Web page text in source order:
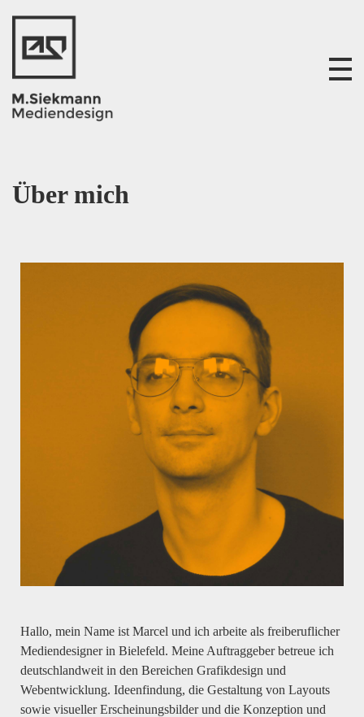
M. Siekmann Mediendesign
Über mich
Hallo, mein Name ist Marcel und ich arbeite als freiberuflicher
Mediendesigner in Bielefeld. Meine Auftraggeber betreue ich
deutschlandweit in den Bereichen Grafikdesign und
Webentwicklung. Ideenfindung, die Gestaltung von Layouts
sowie visueller Erscheinungsbilder und die Konzeption und